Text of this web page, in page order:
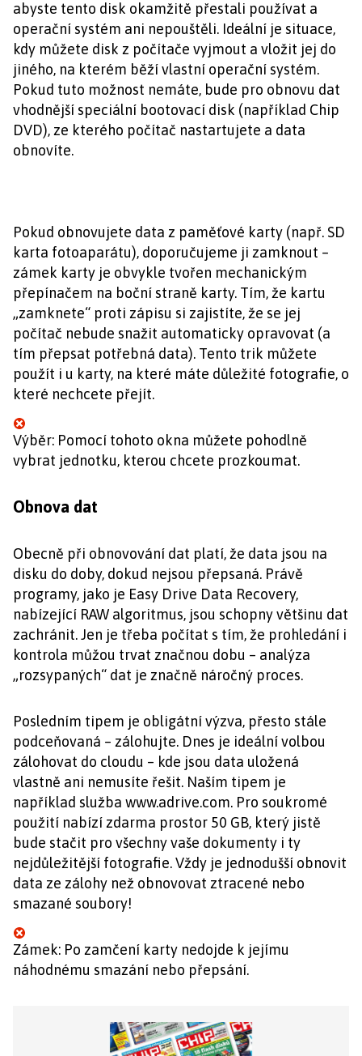
abyste tento disk okamžitě přestali používat a
operační systém ani nepouštěli. Ideální je situace,
kdy můžete disk z počítače vyjmout a vložit jej do
jiného, na kterém běží vlastní operační systém.
Pokud tuto možnost nemáte, bude pro obnovu dat
vhodnější speciální bootovací disk (například Chip
DVD), ze kterého počítač nastartujete a data
obnovíte.
Pokud obnovujete data z paměťové karty (např. SD
karta fotoaparátu), doporučujeme ji zamknout –
zámek karty je obvykle tvořen mechanickým
přepínačem na boční straně karty. Tím, že kartu
„zamknete“ proti zápisu si zajistíte, že se jej
počítač nebude snažit automaticky opravovat (a
tím přepsat potřebná data). Tento trik můžete
použít i u karty, na které máte důležité fotografie, o
které nechcete přejít.
Výběr: Pomocí tohoto okna můžete pohodlně
vybrat jednotku, kterou chcete prozkoumat.
Obnova dat
Obecně při obnovování dat platí, že data jsou na
disku do doby, dokud nejsou přepsaná. Právě
programy, jako je Easy Drive Data Recovery,
nabízející RAW algoritmus, jsou schopny většinu dat
zachránit. Jen je třeba počítat s tím, že prohledání i
kontrola můžou trvat značnou dobu – analýza
„rozsypaných“ dat je značně náročný proces.
Posledním tipem je obligátní výzva, přesto stále
podceňovaná – zálohujte. Dnes je ideální volbou
zálohovat do cloudu – kde jsou data uložená
vlastně ani nemusíte řešit. Naším tipem je
například služba www.adrive.com. Pro soukromé
použití nabízí zdarma prostor 50 GB, který jistě
bude stačit pro všechny vaše dokumenty i ty
nejdůležitější fotografie. Vždy je jednodušší obnovit
data ze zálohy než obnovovat ztracené nebo
smazané soubory!
Zámek: Po zamčení karty nedojde k jejímu
náhodnému smazání nebo přepsání.